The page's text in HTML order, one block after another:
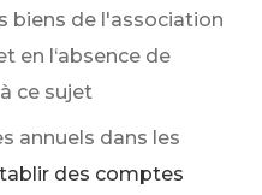
biens de l'association
en l‘absence de
ce sujet
annuels dans les
des comptes